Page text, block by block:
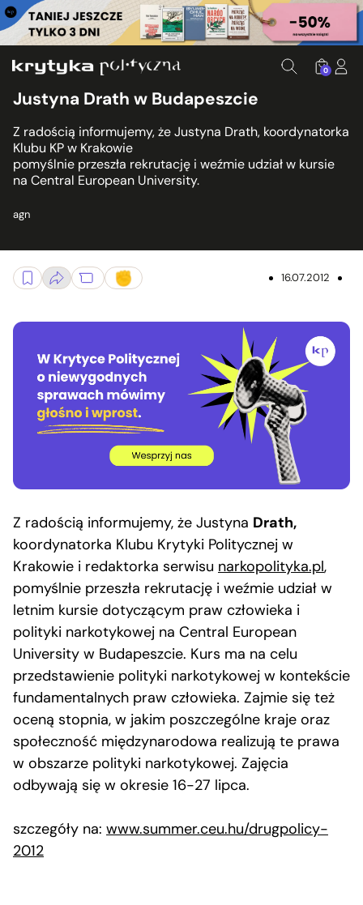
0
Justyna Drath w Budapeszcie
Z radością informujemy, że Justyna Drath, koordynatorka
Klubu KP w Krakowie
pomyślnie przeszła rekrutację i weźmie udział w kursie
na Central European University.
agn
16.07.2012
Z radością informujemy, że Justyna Drath,
koordynatorka Klubu Krytyki Politycznej w
Krakowie i redaktorka serwisu narkopolityka.pl,
pomyślnie przeszła rekrutację i weźmie udział w
letnim kursie dotyczącym praw człowieka i
polityki narkotykowej na Central European
University w Budapeszcie. Kurs ma na celu
przedstawienie polityki narkotykowej w kontekście
fundamentalnych praw człowieka. Zajmie się też
oceną stopnia, w jakim poszczególne kraje oraz
społeczność międzynarodowa realizują te prawa
w obszarze polityki narkotykowej. Zajęcia
odbywają się w okresie 16-27 lipca.
szczegóły na: www.summer.ceu.hu/drugpolicy-
2012